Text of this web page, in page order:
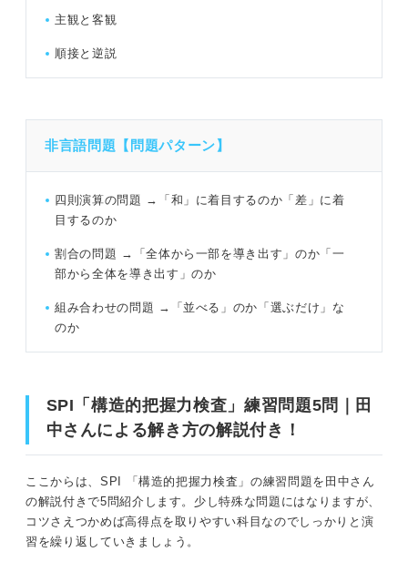
主観と客観
順接と逆説
非言語問題【問題パターン】
四則演算の問題 →「和」に着目するのか「差」に着
目するのか
割合の問題 →「全体から一部を導き出す」のか「一
部から全体を導き出す」のか
組み合わせの問題 →「並べる」のか「選ぶだけ」な
のか
SPI「構造的把握力検査」練習問題5問｜田
中さんによる解き方の解説付き！
ここからは、SPI 「構造的把握力検査」の練習問題を田中さん
の解説付きで5問紹介します。少し特殊な問題にはなりますが、
コツさえつかめば高得点を取りやすい科目なのでしっかりと演
習を繰り返していきましょう。